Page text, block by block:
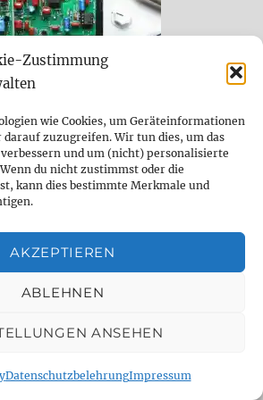
Zustimmung
wie Cookies, um Geräteinformationen
zuzugreifen. Wir tun dies, um das
und um (nicht) personalisierte
du nicht zustimmst oder die
kann dies bestimmte Merkmale und
AKZEPTIEREN
ABLEHNEN
ANSEHEN
DatenschutzbelehrungImpressum
UND WIE
UNTERSTÜTZEN